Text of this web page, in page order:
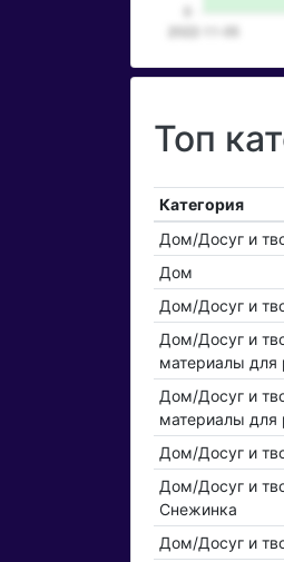
Топ
Категория
Дом/Досуг и
Дом
Дом/Досуг и
Дом/Досуг и
материалы для
Дом/Досуг и
материалы для
Дом/Досуг и
Дом/Досуг и
Снежинка
Дом/Досуг и